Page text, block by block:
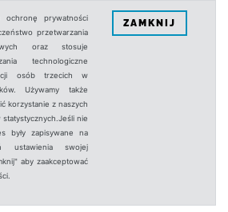
prywatności
przetwarzania
oraz stosuje
technologiczne
osób trzecich w
Używamy także
korzystanie z naszych
nie
były zapisywane na
ustawienia swojej
aby zaakceptować
ZAMKNIJ